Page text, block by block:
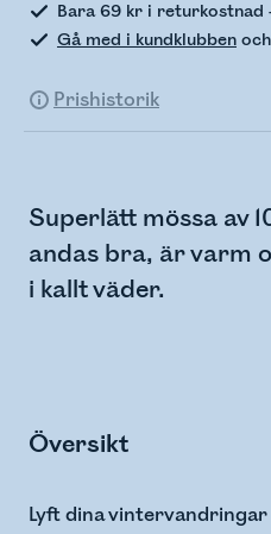
Bara 69 kr i returkostnad
Gå med i kundklubben
Prishistorik
Superlätt mössa av
andas bra, är varm
i kallt väder.
Översikt
Lyft dina